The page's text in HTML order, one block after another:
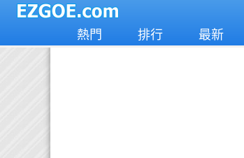
熱門 排行 最新